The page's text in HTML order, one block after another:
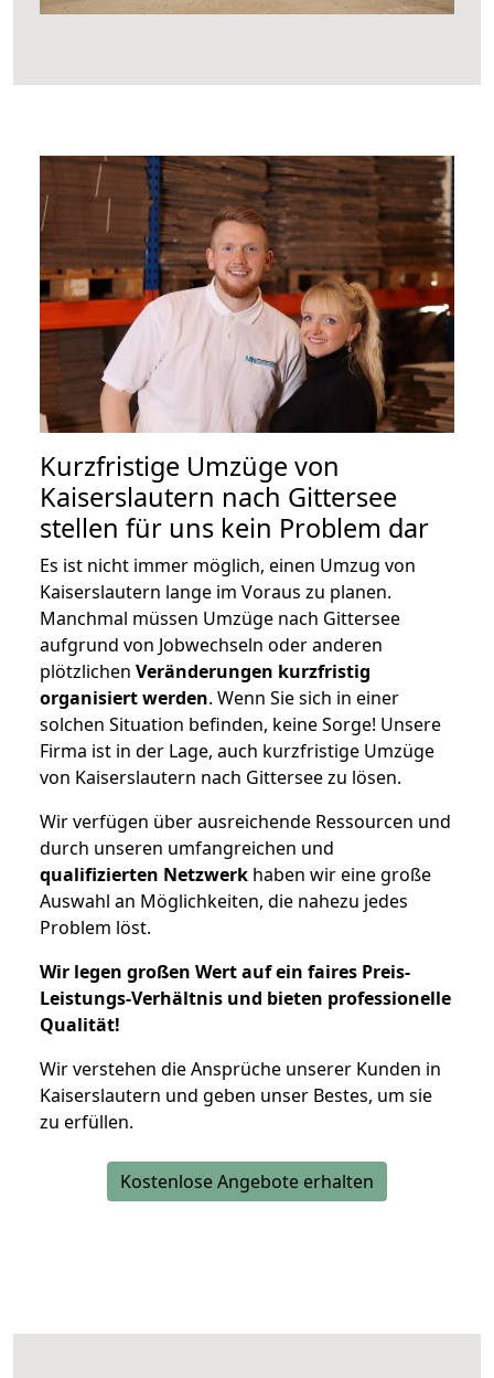
Kurzfristige Umzüge von
Kaiserslautern nach Gittersee
stellen für uns kein Problem dar
Es ist nicht immer möglich, einen Umzug von
Kaiserslautern lange im Voraus zu planen.
Manchmal müssen Umzüge nach Gittersee
aufgrund von Jobwechseln oder anderen
plötzlichen Veränderungen kurzfristig
organisiert werden. Wenn Sie sich in einer
solchen Situation befinden, keine Sorge! Unsere
Firma ist in der Lage, auch kurzfristige Umzüge
von Kaiserslautern nach Gittersee zu lösen.
Wir verfügen über ausreichende Ressourcen und
durch unseren umfangreichen und
qualifizierten Netzwerk haben wir eine große
Auswahl an Möglichkeiten, die nahezu jedes
Problem löst.
Wir legen großen Wert auf ein faires Preis-
Leistungs-Verhältnis und bieten professionelle
Qualität!
Wir verstehen die Ansprüche unserer Kunden in
Kaiserslautern und geben unser Bestes, um sie
zu erfüllen.
Kostenlose Angebote erhalten